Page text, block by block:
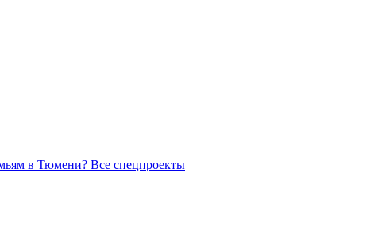
Все спецпроекты